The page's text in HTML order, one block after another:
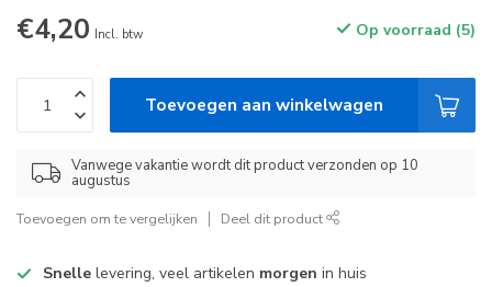
€4,20 Incl. btw Op voorraad (5)
Toevoegen aan winkelwagen
Vanwege vakantie wordt dit product verzonden op 10
augustus
Toevoegen om te vergelijken Deel dit product
Snelle levering, veel artikelen morgen in huis